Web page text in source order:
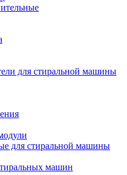
для стиральной машины
для стиральной машины
машин